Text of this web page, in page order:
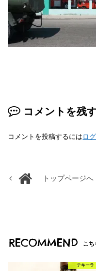
コメントを残
コメントを投稿するにはロ
トップページへ
RECOMMEND こち
テキーラ